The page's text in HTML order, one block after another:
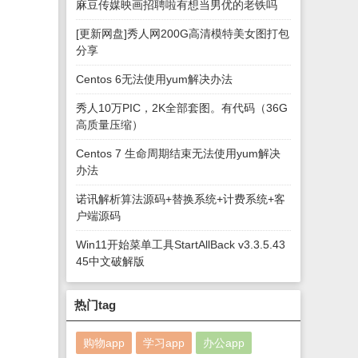
麻豆传媒映画招聘啦有想当男优的老铁吗
[更新网盘]秀人网200G高清模特美女图打包
分享
Centos 6无法使用yum解决办法
秀人10万PIC，2K全部套图。有代码（36G
高质量压缩）
Centos 7 生命周期结束无法使用yum解决
办法
诺讯解析算法源码+替换系统+计费系统+客
户端源码
Win11开始菜单工具StartAllBack v3.3.5.43
45中文破解版
热门tag
购物app 学习app 办公app